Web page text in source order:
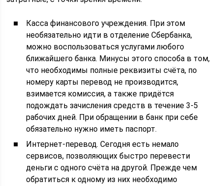
Касса финансового учреждения. При этом
необязательно идти в отделение Сбербанка,
можно воспользоваться услугами любого
ближайшего банка. Минусы этого способа в том,
что необходимы полные реквизиты счёта, по
номеру карты перевод не производится,
взимается комиссия, а также придётся
подождать зачисления средств в течение 3-5
рабочих дней. При обращении в банк при себе
обязательно нужно иметь паспорт.
Интернет-перевод. Сегодня есть немало
сервисов, позволяющих быстро перевести
деньги с одного счёта на другой. Прежде чем
обратиться к одному из них необходимо